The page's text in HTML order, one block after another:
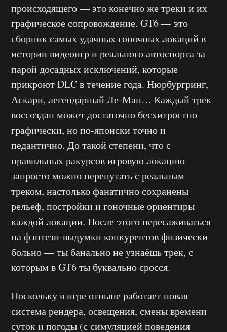
происходящего — это конечно же треки и их
графическое сопровождение. GT6 — это
сборник самых удачных гоночных локаций в
истории видеоигр и реального автоспорта за
парой досадных исключений, которые
прикроют DLC в течение года. Нюрбургринг,
Аскари, легендарный Ле-Ман… Каждый трек
воссоздан может достаточно бесхитростно
графически, но по-японски точно и
педантично. До такой степени, что с
правильных ракурсов игровую локацию
запросто можно перепутать с реальным
треком, настолько фанатично сохранены
рельеф, постройки и гоночные ориентиры
каждой локации. После этого пересаживаться
на фэнтези-выдумки конкурентов физически
больно — ты банально не узнаёшь трек, с
которым в GT6 ты буквально сросся.
Поскольку в игре отныне работает новая
система рендера, освещения, смены времени
суток и погоды (с симуляцией поведения